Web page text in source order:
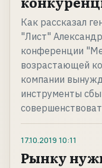
Как рассказал
"Лист"
конференции
возрастающей
компании
инструменты
17.10.2019 10:11
Рынку